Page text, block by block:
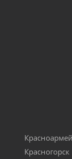
Красногорск